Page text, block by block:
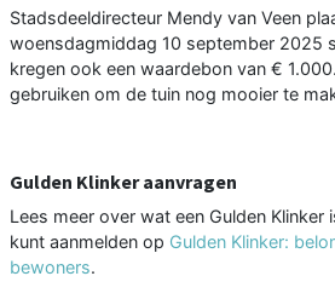
Stadsdeeldirecteur Mendy van Veen
woensdagmiddag 10 september 2025
kregen ook een waardebon van €
gebruiken om de tuin nog mooier te
Gulden Klinker aanvragen
Lees meer over wat een Gulden
kunt aanmelden op Gulden Klinker:
bewoners.